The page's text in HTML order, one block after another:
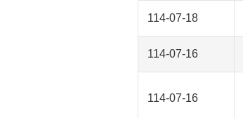
114-07-18
114-07-16
114-07-16